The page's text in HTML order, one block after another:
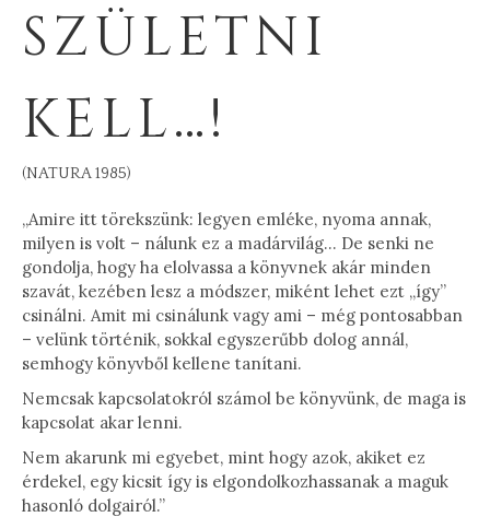
SZÜLETNI
KELL…!
(NATURA 1985)
„Amire itt törekszünk: legyen emléke, nyoma annak,
milyen is volt – nálunk ez a madárvilág… De senki ne
gondolja, hogy ha elolvassa a könyvnek akár minden
szavát, kezében lesz a módszer, miként lehet ezt „így”
csinálni. Amit mi csinálunk vagy ami – még pontosabban
– velünk történik, sokkal egyszerűbb dolog annál,
semhogy könyvből kellene tanítani.
Nemcsak kapcsolatokról számol be könyvünk, de maga is
kapcsolat akar lenni.
Nem akarunk mi egyebet, mint hogy azok, akiket ez
érdekel, egy kicsit így is elgondolkozhassanak a maguk
hasonló dolgairól.”